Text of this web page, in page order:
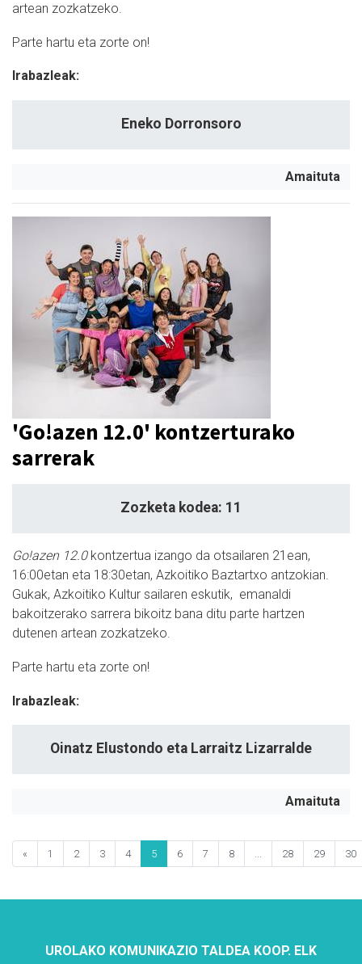
artean zozkatzeko.
Parte hartu eta zorte on!
Irabazleak:
Eneko Dorronsoro
Amaituta
'Go!azen 12.0' kontzerturako
sarrerak
Zozketa kodea: 11
Go!azen 12.0 kontzertua izango da otsailaren 21ean,
16:00etan eta 18:30etan, Azkoitiko Baztartxo antzokian.
Gukak, Azkoitiko Kultur sailaren eskutik, emanaldi
bakoitzerako sarrera bikoitz bana ditu parte hartzen
dutenen artean zozkatzeko.
Parte hartu eta zorte on!
Irabazleak:
Oinatz Elustondo eta Larraitz Lizarralde
Amaituta
« 1 2 3 4 5 6 7 8 28 29 30
UROLAKO KOMUNIKAZIO TALDEA KOOP. ELK